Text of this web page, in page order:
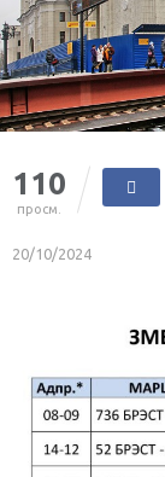
110
просм.
20/10/2024